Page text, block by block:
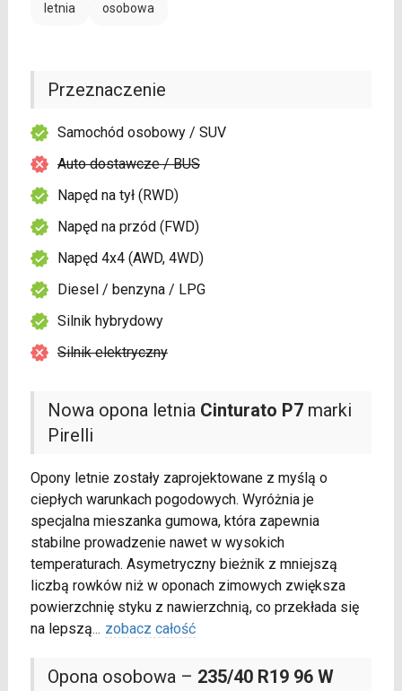
letnia osobowa
Nowa opona letnia Cinturato P7marki
Pirelli
Opony letnie zostały zaprojektowane z myślą o
ciepłych warunkach pogodowych. Wyróżnia je
specjalna mieszanka gumowa, która zapewnia
stabilne prowadzenie nawet w wysokich
temperaturach. Asymetryczny bieżnik z mniejszą
liczbą rowków niż w oponach zimowych zwiększa
powierzchnię styku z nawierzchnią, co przekłada się
na lepszą... zobacz całość
Opona osobowa – 235/40 R19 96 W
Przeznaczenie
Samochód osobowy / SUV
Auto dostawcze / BUS
Napęd na tył (RWD)
Napęd na przód (FWD)
Napęd 4x4 (AWD, 4WD)
Diesel / benzyna / LPG
Silnik hybrydowy
Silnik elektryczny